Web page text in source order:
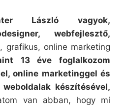
László vagyok,
webfejlesztő,
grafikus, online marketing
13 éve foglalkozom
online marketinggel és
készítésével,
van abban, hogy mi